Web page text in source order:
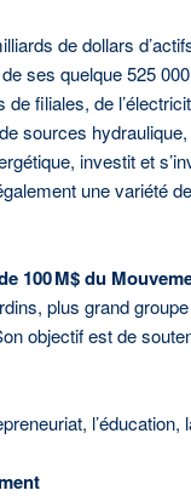
de dollars
ses quelque 525
filiales, de
sources
investit et
une variété
100 M$ du
plus grand
objectif est de